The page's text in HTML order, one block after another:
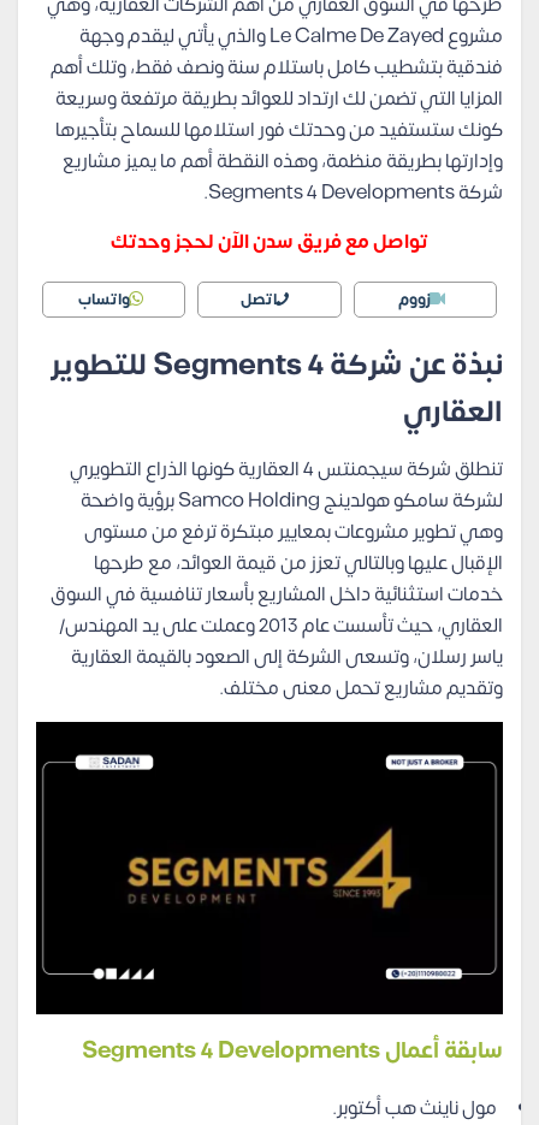
مشروع Le Calme De Zayed والذي يأتي ليقدم وجهة
فندقية بتشطيب كامل باستلام سنة ونصف فقط، وتلك أهم
المزايا التي تضمن لك ارتداد للعوائد بطريقة مرتفعة وسريعة
كونك ستستفيد من وحدتك فور استلامها للسماح بتأجيرها
وإدارتها بطريقة منظمة، وهذه النقطة أهم ما يميز مشاريع
شركة Segments 4 Developments.
تواصل مع فريق سدن الآن لحجز وحدتك
زووم اتصل واتساب
نبذة عن شركة Segments 4 للتطوير
العقاري
تنطلق شركة سيجمنتس 4 العقارية كونها الذراع التطويري
لشركة سامكو هولدينج Samco Holding برؤية واضحة
وهي تطوير مشروعات بمعايير مبتكرة ترفع من مستوى
الإقبال عليها وبالتالي تعزز من قيمة العوائد، مع طرحها
خدمات استثنائية داخل المشاريع بأسعار تنافسية في السوق
العقاري، حيث تأسست عام 2013 وعملت على يد المهندس/
ياسر رسلان، وتسعى الشركة إلى الصعود بالقيمة العقارية
وتقديم مشاريع تحمل معنى مختلف.
سابقة أعمال Segments 4 Developments
مول ناينث هب أكتوبر.